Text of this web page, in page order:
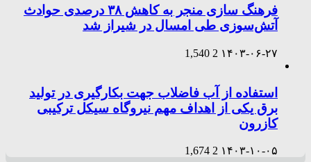
فرهنگ سازی منجر به کاهش ۳۸ درصدی حوادث
آتش‌سوزی طی امسال در شیراز شد
۱۴۰۳-۰۶-۲۷ 2
1,540
استفاده از آب فاضلاب جهت بکارگیری در تولید
برق یکی از اهداف مهم نیروگاه سیکل ترکیبی
کازرون
۱۴۰۳-۱۰-۰۵ 2
1,674